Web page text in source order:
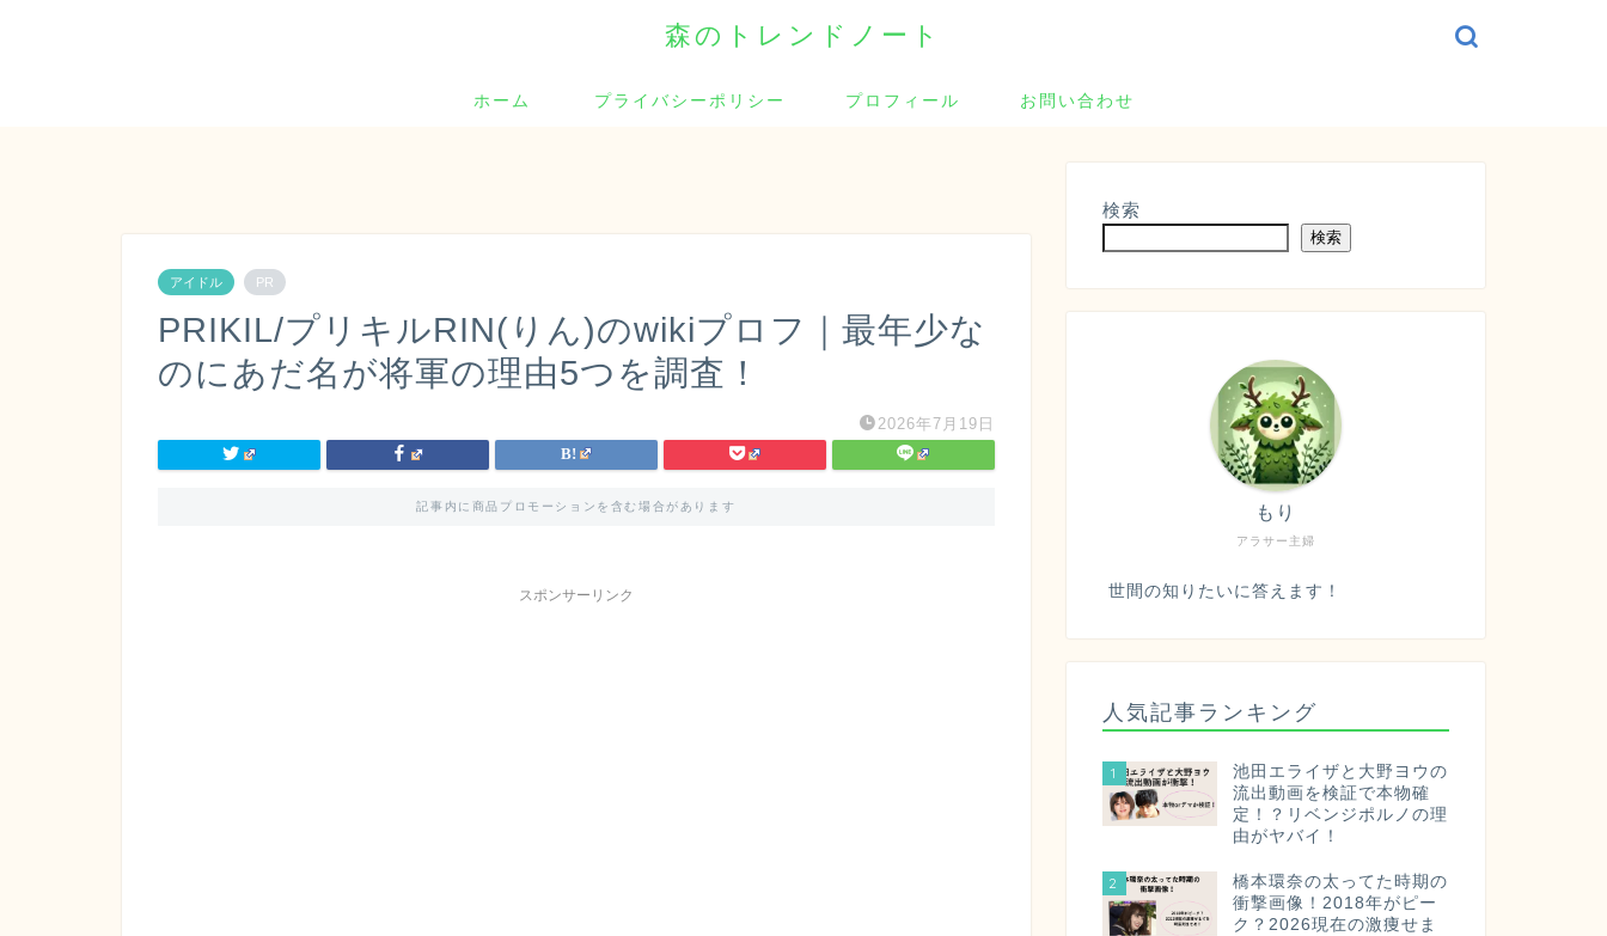
森のトレンドノート
ホーム プライバシーポリシー プロフィール お問い合わせ
アイドル PR
PRIKIL/プリキルRIN(りん)のwikiプロフ｜最年少な
のにあだ名が将軍の理由5つを調査！
2026年7月19日
記事内に商品プロモーションを含む場合があります
スポンサーリンク
検索
検索
アラサー主婦
もり
世間の知りたいに答えます！
人気記事ランキング
1
池田エライザと大野ヨウの
流出動画を検証で本物確
定！？リベンジポルノの理
由がヤバイ！
2
橋本環奈の太ってた時期の
衝撃画像！2018年がピー
ク？2026現在の激痩せま